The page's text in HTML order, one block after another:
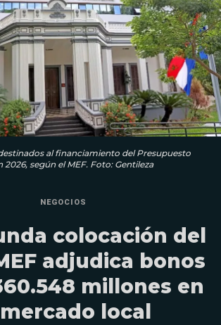
al financiamiento del Presupuesto
2026, según el MEF. Foto: Gentileza
NEGOCIOS
colocación del
adjudica bonos
millones en
local